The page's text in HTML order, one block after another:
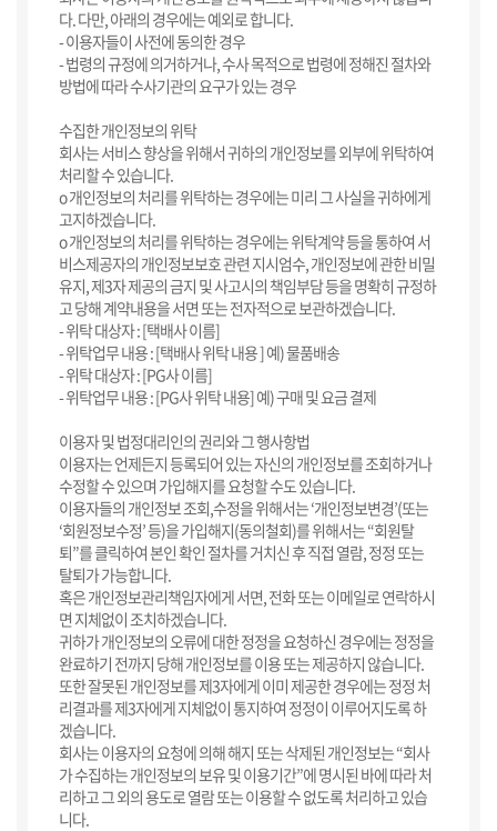
다. 다만, 아래의 경우에는 예외로 합니다.
- 이용자들이 사전에 동의한 경우
- 법령의 규정에 의거하거나, 수사 목적으로 법령에 정해진 절차와
방법에 따라 수사기관의 요구가 있는 경우
수집한 개인정보의 위탁
회사는 서비스 향상을 위해서 귀하의 개인정보를 외부에 위탁하여
처리할 수 있습니다.
ο 개인정보의 처리를 위탁하는 경우에는 미리 그 사실을 귀하에게
고지하겠습니다.
ο 개인정보의 처리를 위탁하는 경우에는 위탁계약 등을 통하여 서
비스제공자의 개인정보보호 관련 지시엄수, 개인정보에 관한 비밀
유지, 제3자 제공의 금지 및 사고시의 책임부담 등을 명확히 규정하
고 당해 계약내용을 서면 또는 전자적으로 보관하겠습니다.
- 위탁 대상자 : [택배사 이름]
- 위탁업무 내용 : [택배사 위탁 내용 ] 예) 물품배송
- 위탁 대상자 : [PG사 이름]
- 위탁업무 내용 : [PG사 위탁 내용] 예) 구매 및 요금 결제
이용자 및 법정대리인의 권리와 그 행사항법
이용자는 언제든지 등록되어 있는 자신의 개인정보를 조회하거나
수정할 수 있으며 가입해지를 요청할 수도 있습니다.
이용자들의 개인정보 조회,수정을 위해서는 ‘개인정보변경’(또는
‘회원정보수정’ 등)을 가입해지(동의철회)를 위해서는 “회원탈
퇴”를 클릭하여 본인 확인 절차를 거치신 후 직접 열람, 정정 또는
탈퇴가 가능합니다.
혹은 개인정보관리책임자에게 서면, 전화 또는 이메일로 연락하시
면 지체없이 조치하겠습니다.
귀하가 개인정보의 오류에 대한 정정을 요청하신 경우에는 정정을
완료하기 전까지 당해 개인정보를 이용 또는 제공하지 않습니다.
또한 잘못된 개인정보를 제3자에게 이미 제공한 경우에는 정정 처
리결과를 제3자에게 지체없이 통지하여 정정이 이루어지도록 하
겠습니다.
회사는 이용자의 요청에 의해 해지 또는 삭제된 개인정보는 “회사
가 수집하는 개인정보의 보유 및 이용기간”에 명시된 바에 따라 처
리하고 그 외의 용도로 열람 또는 이용할 수 없도록 처리하고 있습
니다.